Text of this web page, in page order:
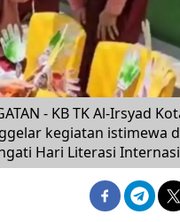
- KB TK Al-Irsyad
kegiatan istimewa
Hari Literasi